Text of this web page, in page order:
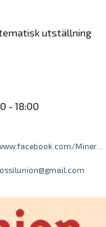
utställning
- 18:00
Miner...